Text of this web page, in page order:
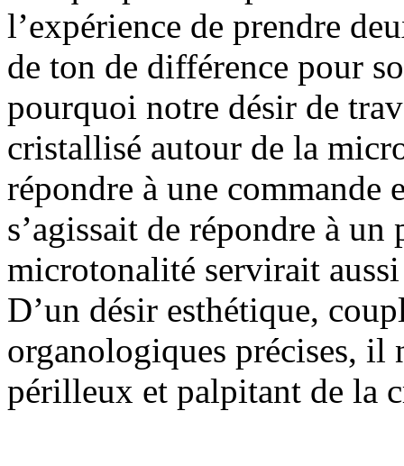
l’expérience de prendre
de ton de différence pour
pourquoi notre désir de
cristallisé autour de la
répondre à une commande
s’agissait de répondre à
microtonalité servirait
D’un désir esthétique,
organologiques précises,
périlleux et palpitant de la